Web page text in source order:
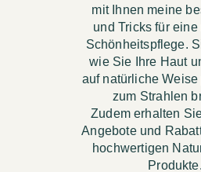
mit Ihnen meine
und Tricks für
Schönheitspflege.
wie Sie Ihre Haut
auf natürliche Weise
zum Strahlen
Zudem erhalten
Angebote und
hochwertigen
Produkte.